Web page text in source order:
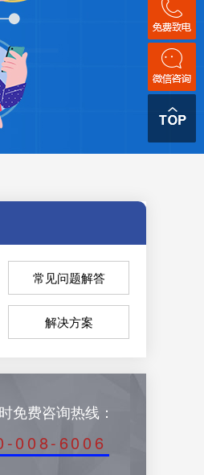
常见问题解答
解决方案
免费咨询热线：
008-6006